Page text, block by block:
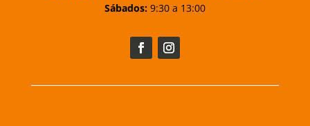
Sábados:9:30 a 13:00